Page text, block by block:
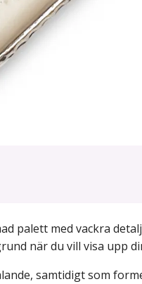
palett med vackra
när du vill visa upp
samtidigt som